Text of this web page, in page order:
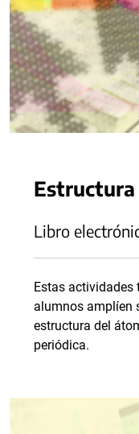
Estructura
Libro
Estas actividades
alumnos amplíen
estructura del
periódica.